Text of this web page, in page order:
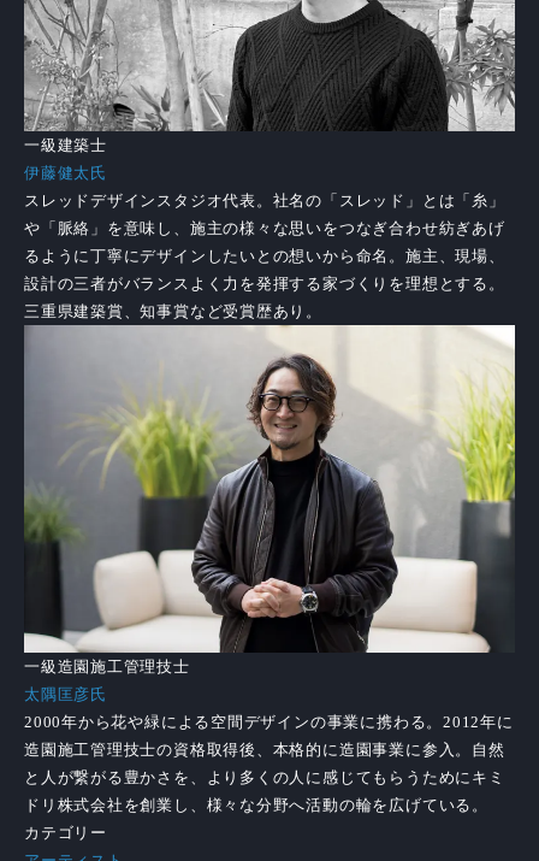
一級建築士
伊藤健太氏
スレッドデザインスタジオ代表。社名の「スレッド」とは「糸」
や「脈絡」を意味し、施主の様々な思いをつなぎ合わせ紡ぎあげ
るように丁寧にデザインしたいとの想いから命名。施主、現場、
設計の三者がバランスよく力を発揮する家づくりを理想とする。
三重県建築賞、知事賞など受賞歴あり。
一級造園施工管理技士
太隅匡彦氏
2000年から花や緑による空間デザインの事業に携わる。2012年に
造園施工管理技士の資格取得後、本格的に造園事業に参入。自然
と人が繋がる豊かさを、より多くの人に感じてもらうためにキミ
ドリ株式会社を創業し、様々な分野へ活動の輪を広げている。
カテゴリー